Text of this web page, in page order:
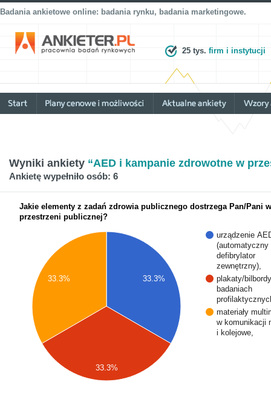
Badania ankietowe online: badania rynku, badania marketingowe.
25 tys. firm i instytucji
Wyniki ankiety “AED i kampanie zdrowotne w
Ankietę wypełniło osób: 6
Jakie elementy z zadań zdrowia publicznego dostrzega Pan/Pani
przestrzeni publicznej?
urządzenie
(automatyczny
defibrylator
zewnętrzny),
plakaty/
badaniach
materiały
w komunikacji
i kolejowe,
33.3%
33.3%
33.3%